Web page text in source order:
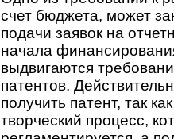
счет бюджета, может
подачи заявок на
начала
выдвигаются
патентов.
получить патент, так
творческий процесс,